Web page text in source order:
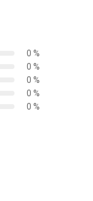
0 %
0 %
0 %
0 %
0 %